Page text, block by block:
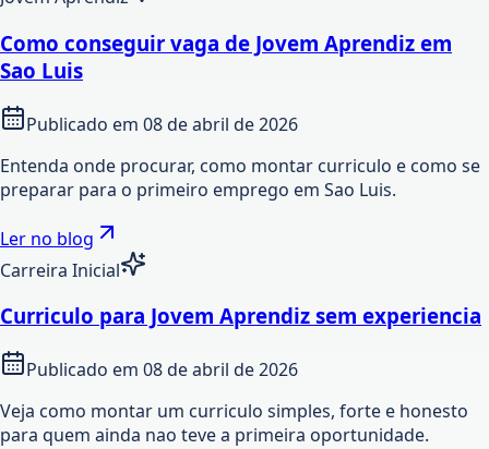
Como conseguir vaga de Jovem Aprendiz em
Sao Luis
Publicado em 08 de abril de 2026
Entenda onde procurar, como montar curriculo e como se
preparar para o primeiro emprego em Sao Luis.
Ler no blog
Carreira Inicial
Curriculo para Jovem Aprendiz sem experiencia
Publicado em 08 de abril de 2026
Veja como montar um curriculo simples, forte e honesto
para quem ainda nao teve a primeira oportunidade.